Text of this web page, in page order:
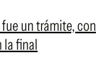
un trámite, con
la final